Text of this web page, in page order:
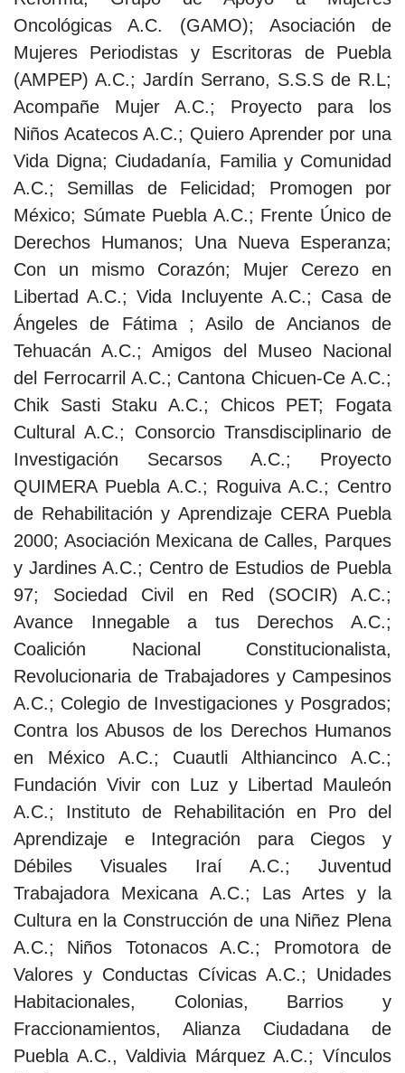
Oncológicas A.C. (GAMO); Asociación de
Mujeres Periodistas y Escritoras de Puebla
(AMPEP) A.C.; Jardín Serrano, S.S.S de R.L;
Acompañe Mujer A.C.; Proyecto para los
Niños Acatecos A.C.; Quiero Aprender por una
Vida Digna; Ciudadanía, Familia y Comunidad
A.C.; Semillas de Felicidad; Promogen por
México; Súmate Puebla A.C.; Frente Único de
Derechos Humanos; Una Nueva Esperanza;
Con un mismo Corazón; Mujer Cerezo en
Libertad A.C.; Vida Incluyente A.C.; Casa de
Ángeles de Fátima ; Asilo de Ancianos de
Tehuacán A.C.; Amigos del Museo Nacional
del Ferrocarril A.C.; Cantona Chicuen-Ce A.C.;
Chik Sasti Staku A.C.; Chicos PET; Fogata
Cultural A.C.; Consorcio Transdisciplinario de
Investigación Secarsos A.C.; Proyecto
QUIMERA Puebla A.C.; Roguiva A.C.; Centro
de Rehabilitación y Aprendizaje CERA Puebla
2000; Asociación Mexicana de Calles, Parques
y Jardines A.C.; Centro de Estudios de Puebla
97; Sociedad Civil en Red (SOCIR) A.C.;
Avance Innegable a tus Derechos A.C.;
Coalición Nacional Constitucionalista,
Revolucionaria de Trabajadores y Campesinos
A.C.; Colegio de Investigaciones y Posgrados;
Contra los Abusos de los Derechos Humanos
en México A.C.; Cuautli Althiancinco A.C.;
Fundación Vivir con Luz y Libertad Mauleón
A.C.; Instituto de Rehabilitación en Pro del
Aprendizaje e Integración para Ciegos y
Débiles Visuales Iraí A.C.; Juventud
Trabajadora Mexicana A.C.; Las Artes y la
Cultura en la Construcción de una Niñez Plena
A.C.; Niños Totonacos A.C.; Promotora de
Valores y Conductas Cívicas A.C.; Unidades
Habitacionales, Colonias, Barrios y
Fraccionamientos, Alianza Ciudadana de
Puebla A.C., Valdivia Márquez A.C.; Vínculos